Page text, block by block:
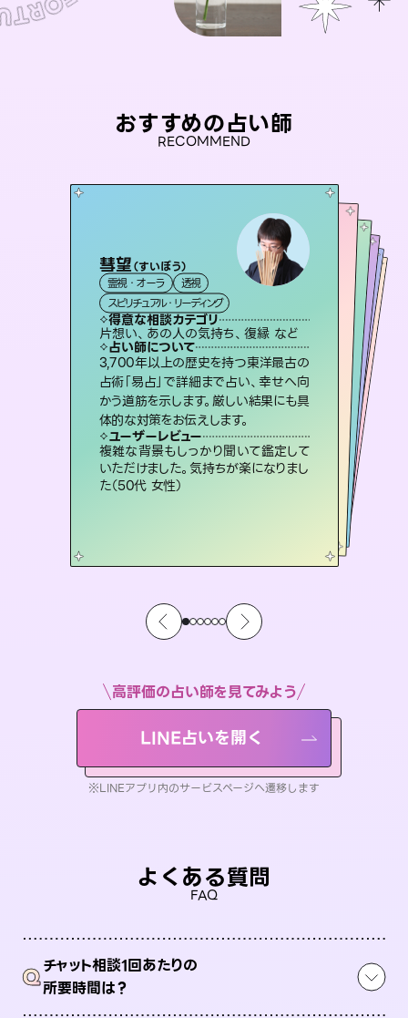
おすすめの占い師
RECOMMEND
彗望（すいぼう）
霊視・オーラ
透視
スピリチュアル・リーディング
得意な相談カテゴリ
片想い、あの人の気持ち、復縁 など
占い師について
3,700年以上の歴史を持つ東洋最古の
占術「易占」で詳細まで占い、幸せへ向
かう道筋を示します。厳しい結果にも具
体的な対策をお伝えします。
ユーザーレビュー
複雑な背景もしっかり聞いて鑑定して
いただけました。気持ちが楽になりまし
た（50代 女性）
桃源珠羽（とうげんみう）
霊視・オーラ タロット
スピリチュアル・リーディング
得意な相談カテゴリ
片想い、あの人の気持ち、復縁 など
占い師について
恋愛のお悩みの中でも特に「曖昧な関
係」の相談を得意としており、友達以上
恋人未満なお相手との今後や本音を丁
寧に読み解き恋愛成就へと導きます。
ユーザーレビュー
鑑定していただいてアドバイス通りに行
動すると仲が復活してきました。ありが
とうございました（40代 女性）
セラピスト理恵
霊視・オーラ
スピリチュアル・リーディング
得意な相談カテゴリ
片想い、二人の未来、年の差 など
占い師について
連絡再開、復縁、成就などの報告実績
多数。セラピストとして2万超の施術経
験があるからこそできる鑑定で、より良
い未来をサポートします。
ユーザーレビュー
とても心温まる鑑定でした。しかもこち
らは何も言っていないのに視えていらっ
しゃるんだなと驚きです（30代女性）
アイリス -iris-
西洋占星術
ルーン
得意な相談カテゴリ
恋愛総合、片想い、二人の未来 など
占い師について
復縁、恋愛、不倫の行方、同性愛や片思い、仕事関係や借金問題まで知りたいことや心の負担になっていることを紐解き、背中をそっと押して導きます。
ユーザーレビュー
安心感のあり、言い切ってくれる所や濁
さない鑑定のおかげで、毎回自分の気
持ちを整えられます（30代 男性）
未来視師＊花
霊視・オーラ
スピリチュアル・リーディング
得意な相談カテゴリ
出逢い、片想い、復縁 など
占い師について
未来には何パターンもの選択肢があり
ます。不安で視えにくくなっているあな
たの素敵な未来を見つけ、その未来を
選択できるようアドバイスします。
ユーザーレビュー
職場の人の性質や人間関係、本心など
本当によく視えていてびっくり。対策が
打てて前向きになれます（40代）
おう 霊感オラクル
霊視・オーラ
オラクルカード
得意な相談カテゴリ
恋愛総合、あの人の気持ち など
占い師について
霊視×オラクルカードを使って「今」と
「未来」そして「気になるあの人の気持
ち」まで丁寧に読み解き、恋や人生のヒ
ントを優しく引き出します。
ユーザーレビュー
不安な気持ちが嘘みたいに晴れまし
た…！よく視えていらっしゃるんだなと
感じました（40代 女性）
高評価の占い師を見てみよう
LINE占いを開く
※LINEアプリ内のサービスページへ遷移します
よくある質問
FAQ
Qチャット相談1回あたりの
所要時間は？